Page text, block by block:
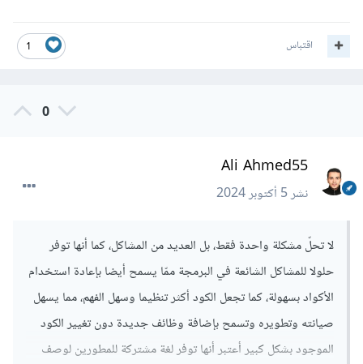
1 اقتباس
0
Ali Ahmed55
نشر5 أكتوبر 2024
لا تحلّ مشكلة واحدة فقط، بل العديد من المشاكل، كما أنها توفر
حلولا للمشاكل الشائعة في البرمجة ممّا يسمح أيضا بإعادة استخدام
الأكواد بسهولة، كما تجعل الكود أكثر تنظيما وسهل الفهم، مما يسهل
صيانته وتطويره وتسمح بإضافة وظائف جديدة دون تغيير الكود
الموجود بشكل كبير أعتبر أنها توفر لغة مشتركة للمطورين لوصف